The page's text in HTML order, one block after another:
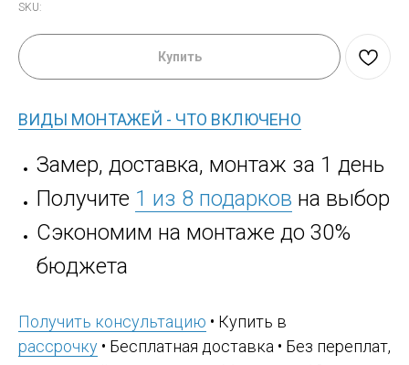
SKU:
Купить
ВИДЫ МОНТАЖЕЙ - ЧТО ВКЛЮЧЕНО
Замер, доставка, монтаж за 1 день
Получите 1 из 8 подарков на выбор
Сэкономим на монтаже до 30%
бюджета
Получить консультацию • Купить в
рассрочку • Бесплатная доставка • Без переплат,